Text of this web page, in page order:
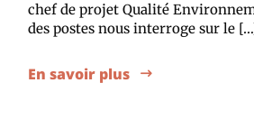
chef de projet Qualité
des postes nous interroge sur le
En savoir plus